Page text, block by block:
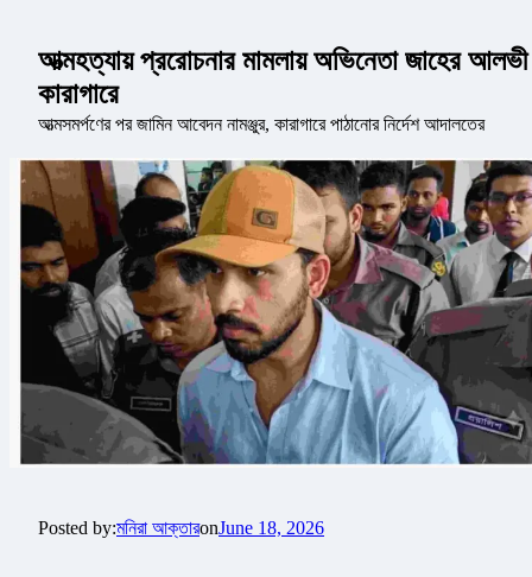
আত্মহত্যায় প্ররোচনার মামলায় অভিনেতা জাহের আলভী
কারাগারে
আত্মসমর্পণের পর জামিন আবেদন নামঞ্জুর, কারাগারে পাঠানোর নির্দেশ আদালতের
Posted by:মনিরা আক্তারonJune 18, 2026